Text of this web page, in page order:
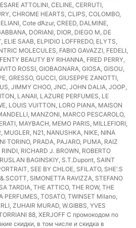
ATTOLINI, CELINE, CERRUTI,
CHROME HEARTS, CLIPS, COLOMBO,
Cote d’Azur, CREED, DALMINE,
DORIANI, DIOR, DIEGO M, DE
SAAB, ELPIDIO LOFFREDO, ELYTS,
MOLECULES, FABIO GAVAZZI, FEDELI,
BEAUTY BY RIHANNA, FRED PERRY,
ROSSI, GIOBAGNARA, GIOSA, GISOU,
GRESSO, GUCCI, GIUSEPPE ZANOTTI,
JIMMY CHOO, JNC, JOHN DALIA, JOOP,
LANAII, LAZURE PERFUMES, LE
LOUIS VUITTON, LORO PIANA, MAISON
MANZONI, MARCO PESCAROLO,
MAYBACH, MEMO PARIS, MILLEFIORI,
MUGLER, N21, NANUSHKA, NIKE, NINA
TORINO, PRADA, PAJARO, PUMA, RAIZ
RICHARD J. BROWN, ROBERTO
BAGINSKIY, S.T.Dupont, SAINT
SEE BY CHLOE, SFILATO, SHE'.S
SIMONETTA RAVIZZA, STEFANO
TARDIA, THE ATTICO, THE ROW, THE
PERFUMES, TOSATO, TWINSET Milano,
ZUHAIR MURAD, W.GIBBS, YVES
88, XERJOFF С промокодом по
скидки, в том числе и скидка в